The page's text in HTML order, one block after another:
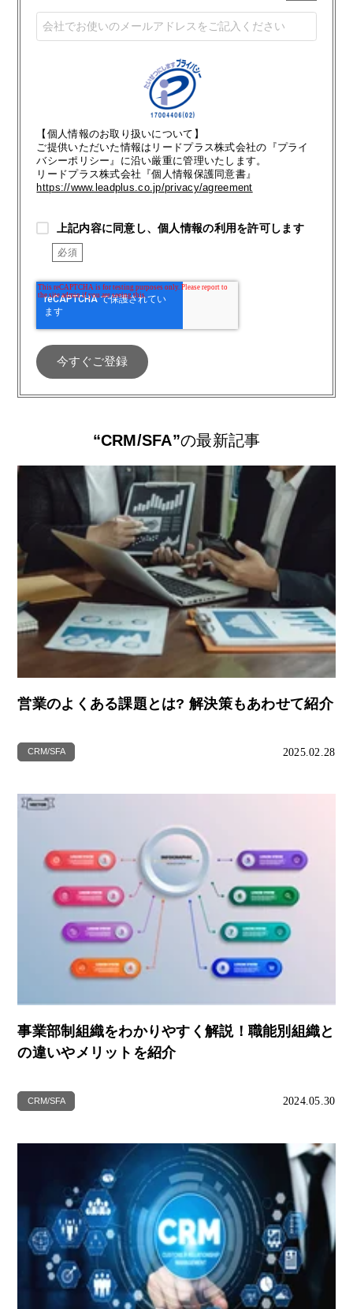
【個人情報のお取り扱いについて】
ご提供いただいた情報はリードプラス株式会社の『プライ
バシーポリシー』に沿い厳重に管理いたします。
リードプラス株式会社『個人情報保護同意書』
https://www.leadplus.co.jp/privacy/agreement
上記内容に同意し、個人情報の利用を許可します
“CRM/SFA”の最新記事
営業のよくある課題とは? 解決策もあわせて紹介
CRM/SFA 2025.02.28
事業部制組織をわかりやすく解説！職能別組織と
の違いやメリットを紹介
CRM/SFA 2024.05.30